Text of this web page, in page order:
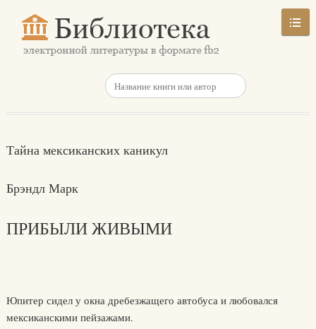
Тайна мексиканских каникул
Брэндл Марк
ПРИБЫЛИ ЖИВЫМИ
Юпитер сидел у окна дребезжащего автобуса и любовался
мексиканскими пейзажами.